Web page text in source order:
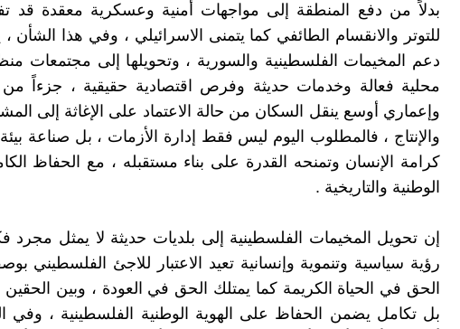
بدلاً من دفع المنطقة إلى مواجهات أمنية وعسكرية معقدة قد
للتوتر والانقسام الطائفي كما يتمنى الاسرائيلي ، وفي هذا
دعم المخيمات الفلسطينية والسورية ، وتحويلها إلى مجتمعات
محلية فعالة وخدمات حديثة وفرص اقتصادية حقيقية ، جزءاً
وإعماري أوسع ينقل السكان من حالة الاعتماد على الإغاثة إلى
والإنتاج ، فالمطلوب اليوم ليس فقط إدارة الأزمات ، بل صناعة
كرامة الإنسان وتمنحه القدرة على بناء مستقبله ، مع الحفاظ
الوطنية والتاريخية .
إن تحويل المخيمات الفلسطينية إلى بلديات حديثة لا يمثل مجرد
رؤية سياسية وتنموية وإنسانية تعيد الاعتبار للاجئ الفلسطيني
الحق في الحياة الكريمة كما يمتلك الحق في العودة ، وبين الحقين
بل تكامل يضمن الحفاظ على الهوية الوطنية الفلسطينية ، وفي